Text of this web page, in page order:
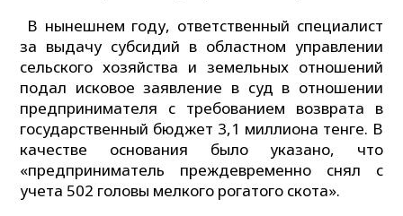
В нынешнем году, ответственный специалист
за выдачу субсидий в областном управлении
сельского хозяйства и земельных отношений
подал исковое заявление в суд в отношении
предпринимателя с требованием возврата в
государственный бюджет 3,1 миллиона тенге. В
качестве основания было указано, что
«предприниматель преждевременно снял с
учета 502 головы мелкого рогатого скота».